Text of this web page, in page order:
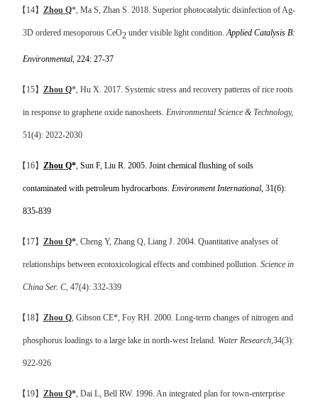
【 14】 Zhou Q*, Ma S, Zhan S. 2018. Superior photocatalytic disinfection of Ag-
3D ordered mesoporous CeO2 under visible light condition.Applied Catalysis B:
Environmental, 224: 27-37
【 15】 Zhou Q*, Hu X. 2017. Systemic stress and recovery patterns of rice roots
in response to graphene oxide nanosheets. Environmental Science & Technology,
51(4): 2022-2030
【 16】 Zhou Q*, Sun F, Liu R. 2005. Joint chemical flushing of soils
contaminated with petroleum hydrocarbons. Environment International, 31(6):
835-839
【 17】 Zhou Q*, Cheng Y, Zhang Q, Liang J. 2004. Quantitative analyses of
relationships between ecotoxicological effects and combined pollution. Science in
China Ser. C, 47(4): 332-339
【 18】 Zhou Q, Gibson CE*, Foy RH. 2000. Long-term changes of nitrogen and
phosphorus loadings to a large lake in north-west Ireland. Water Research,34(3):
922-926
【 19】 Zhou Q*, Dai L, Bell RW. 1996. An integrated plan for town-enterprise